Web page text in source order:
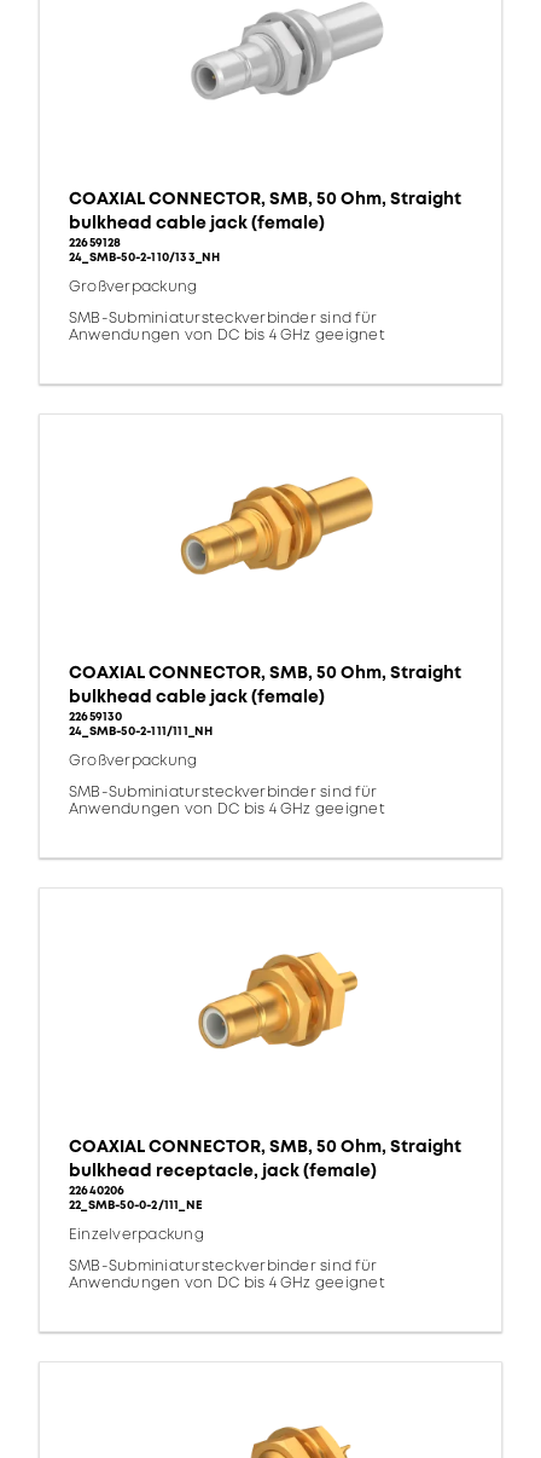
COAXIAL CONNECTOR, SMB, 50 Ohm, Straight
bulkhead cable jack (female)
22659128
24_SMB-50-2-110/133_NH
Großverpackung
SMB-Subminiatursteckverbinder sind für
Anwendungen von DC bis 4 GHz geeignet
COAXIAL CONNECTOR, SMB, 50 Ohm, Straight
bulkhead cable jack (female)
22659130
24_SMB-50-2-111/111_NH
Großverpackung
SMB-Subminiatursteckverbinder sind für
Anwendungen von DC bis 4 GHz geeignet
COAXIAL CONNECTOR, SMB, 50 Ohm, Straight
bulkhead receptacle, jack (female)
22640206
22_SMB-50-0-2/111_NE
Einzelverpackung
SMB-Subminiatursteckverbinder sind für
Anwendungen von DC bis 4 GHz geeignet